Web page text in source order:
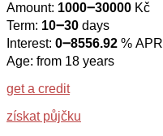
Amount: 1000౼30000 Kč
Term: 10౼30 days
Interest: 0౼8556.92 % APR
Age: from 18 years
get a credit
získat půjčku